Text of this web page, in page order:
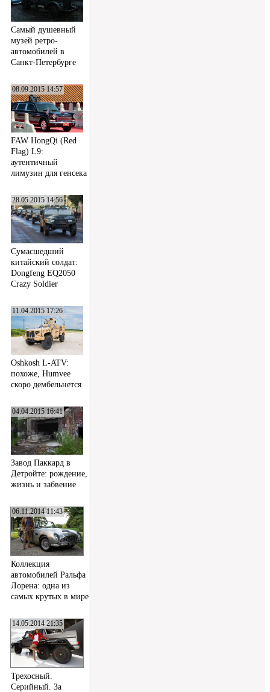
Самый душевный
музей ретро-
автомобилей в
Санкт-Петербурге
08.09.2015 14:57
FAW HongQi (Red
Flag) L9:
аутентичный
лимузин для генсека
28.05.2015 14:56
Сумасшедший
китайский солдат:
Dongfeng EQ2050
Crazy Soldier
11.04.2015 17:26
Oshkosh L-ATV:
похоже, Humvee
скоро дембельнется
04.04.2015 16:41
Завод Паккард в
Детройте: рождение,
жизнь и забвение
06.11.2014 11:43
Коллекция
автомобилей Ральфа
Лорена: одна из
самых крутых в мире
14.05.2014 21:35
Трехосный.
Серийный. За